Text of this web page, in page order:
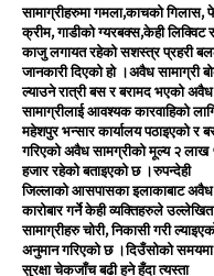
सामाग्रीहरुमा गमला,काचको गिलास,
क्रीम, गाडीको ग्यरबक्स,केही लिक्विट र
काजु लगायत रहेको सशस्त्र प्रहरी
जानकारी दिएको हो ।अवैध सामाग्री
ल्याउने रात्री बस र बरामद भएको अवैध
सामाग्रीलाई आवश्यक कारवाहिको
महेशपुर भन्सार कार्यालय पठाइएको र
गरिएको अवैध सामग्रीको मूल्य २ लाख
हजार रहेको बताइएको छ ।रुपन्देही
जिल्लाको आसपासका इलाकाबाट अवैध
कारोबार गर्ने केही व्यक्तिहरुले उल्लेखित
सामाग्रीहरु चोरी, निकासी गरी
अनुमान गरिएको छ ।दिउँसोको समयमा
सुरक्षा चेकजाँच बढी हुने हुँदा त्यस्ता